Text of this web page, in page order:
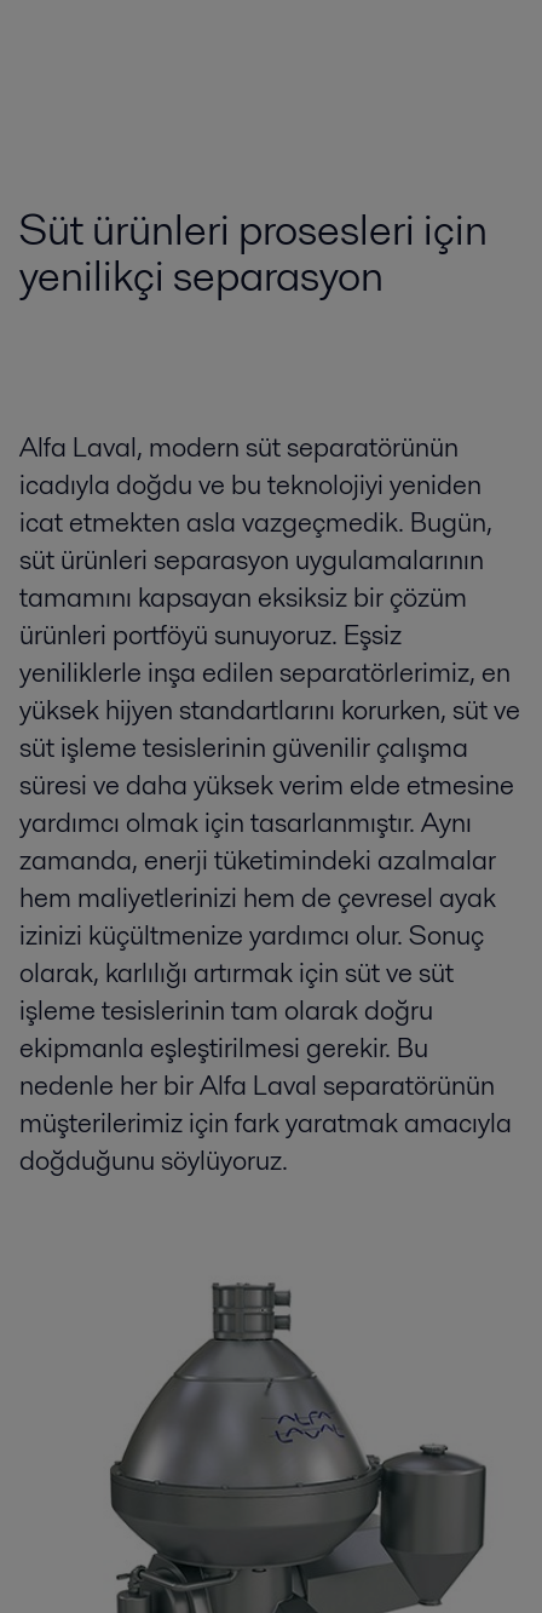
Süt ürünleri prosesleri için
yenilikçi separasyon
Alfa Laval, modern süt separatörünün
icadıyla doğdu ve bu teknolojiyi yeniden
icat etmekten asla vazgeçmedik. Bugün,
süt ürünleri separasyon uygulamalarının
tamamını kapsayan eksiksiz bir çözüm
ürünleri portföyü sunuyoruz. Eşsiz
yeniliklerle inşa edilen separatörlerimiz, en
yüksek hijyen standartlarını korurken, süt ve
süt işleme tesislerinin güvenilir çalışma
süresi ve daha yüksek verim elde etmesine
yardımcı olmak için tasarlanmıştır. Aynı
zamanda, enerji tüketimindeki azalmalar
hem maliyetlerinizi hem de çevresel ayak
izinizi küçültmenize yardımcı olur. Sonuç
olarak, karlılığı artırmak için süt ve süt
işleme tesislerinin tam olarak doğru
ekipmanla eşleştirilmesi gerekir. Bu
nedenle her bir Alfa Laval separatörünün
müşterilerimiz için fark yaratmak amacıyla
doğduğunu söylüyoruz.